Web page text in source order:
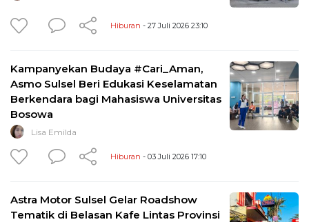
Hiburan - 27 Juli 2026 23:10
Kampanyekan Budaya #Cari_Aman,
Asmo Sulsel Beri Edukasi Keselamatan
Berkendara bagi Mahasiswa Universitas
Bosowa
Lisa Emilda
Hiburan - 03 Juli 2026 17:10
Astra Motor Sulsel Gelar Roadshow
Tematik di Belasan Kafe Lintas Provinsi